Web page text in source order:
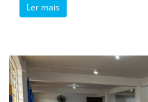
Ler mais